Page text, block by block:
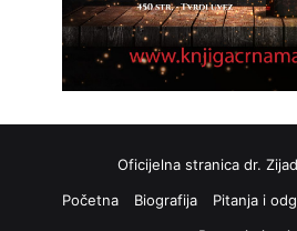
Oficijelna stranica dr.
Početna
Biografija Pitanja i